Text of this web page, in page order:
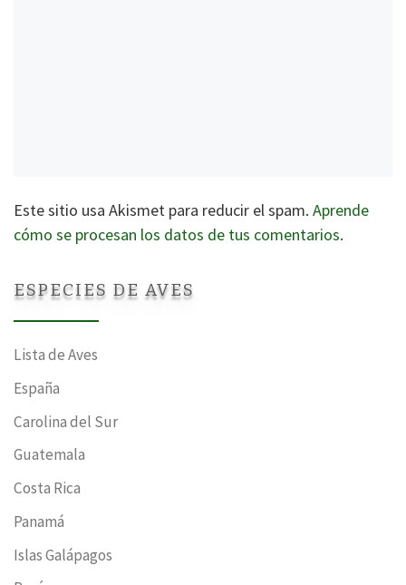
Este sitio usa Akismet para reducir el spam. Aprende
cómo se procesan los datos de tus comentarios.
ESPECIES DE AVES
Lista de Aves
España
Carolina del Sur
Guatemala
Costa Rica
Panamá
Islas Galápagos